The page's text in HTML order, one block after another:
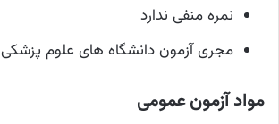
نمره منفی ندارد
مجری آزمون دانشگاه های علوم پزشكی
مواد آزمون عمومی